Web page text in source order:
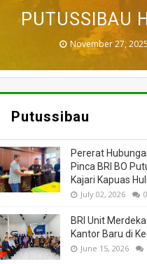
DUNIA
July 05, 2026
PUTUSSIBAU
November 27, 2025
BADAU BERI
March 26, 2025
DILALAP
March 13, 2025
MASSA
February 18, 2025
Putussibau
Pererat
Pinca BRI BO
Kajari Kapuas
July 02, 2026 0
BRI Unit
Kantor Baru di
June 15, 2026